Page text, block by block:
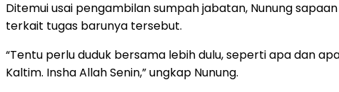
Ditemui usai pengambilan sumpah jabatan, Nunung
terkait tugas barunya tersebut.
“Tentu perlu duduk bersama lebih dulu, seperti apa dan
Kaltim. Insha Allah Senin,” ungkap Nunung.